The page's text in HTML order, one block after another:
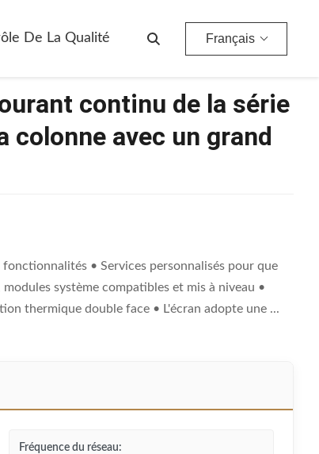
De La Qualité Français
Colonne Avec Un Grand Écran De 10,1 Pouces
continu de la série
colonne avec un grand
• Services personnalisés pour que
système compatibles et mis à niveau •
thermique double face • L'écran adopte une ...
Fréquence du réseau: